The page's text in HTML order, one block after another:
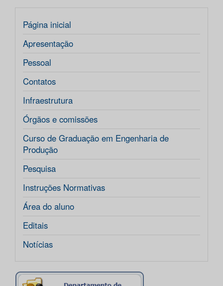
Página inicial
Apresentação
Pessoal
Contatos
Infraestrutura
Órgãos e comissões
Curso de Graduação em Engenharia de
Produção
Pesquisa
Instruções Normativas
Área do aluno
Editais
Notícias